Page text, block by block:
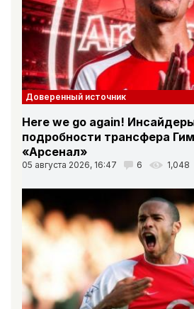
Доверенный источник
Here we go again!
подробности трансфера
«Арсенал»
05 августа 2026, 16:47 6 1,048